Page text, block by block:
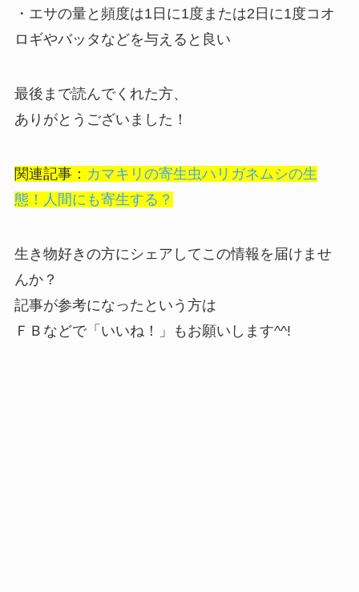
・エサの量と頻度は1日に1度または2日に1度コオ
ロギやバッタなどを与えると良い
最後まで読んでくれた方、
ありがとうございました！
関連記事： カマキリの寄生虫ハリガネムシの生
態！人間にも寄生する？
生き物好きの方にシェアしてこの情報を届けませ
んか？
記事が参考になったという方は
ＦＢなどで「 いいね！ 」もお願いします^^!